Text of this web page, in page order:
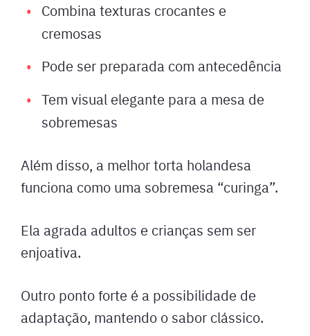
Combina texturas crocantes e
cremosas
Pode ser preparada com antecedência
Tem visual elegante para a mesa de
sobremesas
Além disso, a melhor torta holandesa
funciona como uma sobremesa “curinga”.
Ela agrada adultos e crianças sem ser
enjoativa.
Outro ponto forte é a possibilidade de
adaptação, mantendo o sabor clássico.